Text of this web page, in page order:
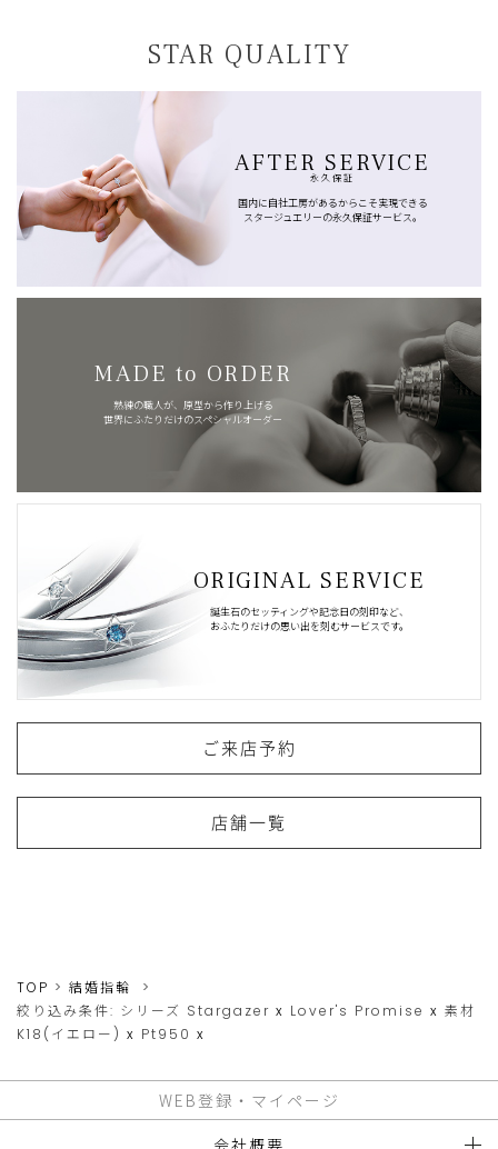
STAR QUALITY
AFTER SERVICE
永久保証
国内に自社工房があるからこそ実現できる
スタージュエリーの永久保証サービス。
MADE to ORDER
熟練の職人が、原型から作り上げる
世界にふたりだけのスペシャルオーダー
ORIGINAL SERVICE
誕生石のセッティングや記念日の刻印など、
おふたりだけの思い出を刻むサービスです。
ご来店予約
店舗一覧
TOP
結婚指輪
絞り込み条件: シリーズ Stargazer x Lover's Promise x 素材
K18(イエロー) x Pt950 x
WEB登録・マイページ